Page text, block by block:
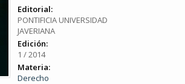
Editorial:
PONTIFICIA UNIVERSIDAD
JAVERIANA
Edición:
1 / 2014
Materia:
Derecho